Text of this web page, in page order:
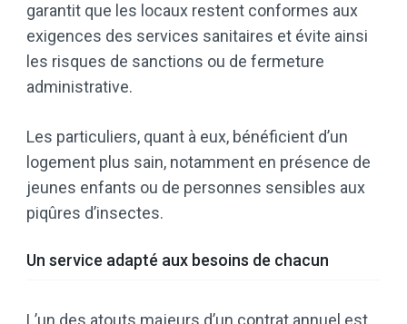
garantit que les locaux restent conformes aux
exigences des services sanitaires et évite ainsi
les risques de sanctions ou de fermeture
administrative.
Les particuliers, quant à eux, bénéficient d’un
logement plus sain, notamment en présence de
jeunes enfants ou de personnes sensibles aux
piqûres d’insectes.
Un service adapté aux besoins de chacun
L’un des atouts majeurs d’un contrat annuel est